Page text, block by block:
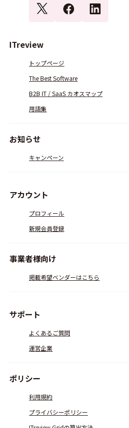
ITreview
トップページ
The Best Software
B2B IT / SaaS カオスマップ
用語集
お知らせ
キャンペーン
アカウント
プロフィール
新規会員登録
事業者様向け
掲載希望ベンダーはこちら
サポート
よくあるご質問
運営企業
ポリシー
利用規約
プライバシーポリシー